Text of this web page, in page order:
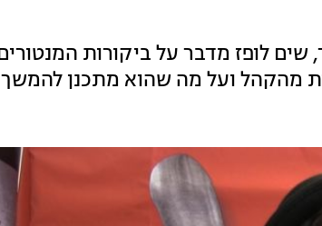
לופז מדבר על ביקורות
מהקהל ועל מה שהוא מתכנן להמשך